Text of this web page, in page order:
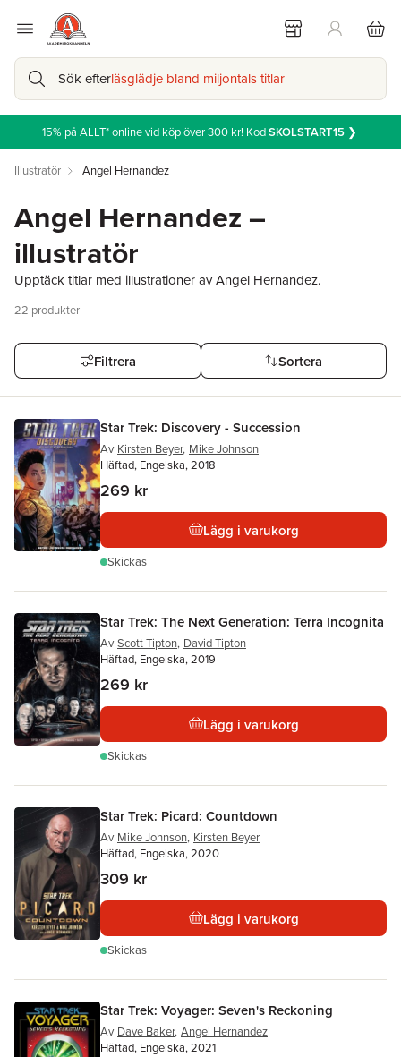
Sök efterläsglädje bland miljontals titlar
15% på ALLT* online vid köp över 300 kr! KodSKOLSTART15❯
Illustratör Angel Hernandez
Angel Hernandez –
illustratör
Upptäck titlar med illustrationer av Angel Hernandez.
22 produkter
Filtrera Sortera
Star Trek: Discovery - Succession
Av Kirsten Beyer, Mike Johnson
Häftad, Engelska, 2018
269 kr
Lägg i varukorg
Skickas
Star Trek: The Next Generation: Terra Incognita
Av Scott Tipton, David Tipton
Häftad, Engelska, 2019
269 kr
Lägg i varukorg
Skickas
Star Trek: Picard: Countdown
Av Mike Johnson, Kirsten Beyer
Häftad, Engelska, 2020
309 kr
Lägg i varukorg
Skickas
Star Trek: Voyager: Seven's Reckoning
Av Dave Baker, Angel Hernandez
Häftad, Engelska, 2021